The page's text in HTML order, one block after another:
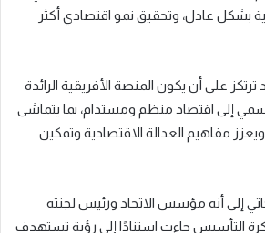
بشكل عادل، وتحقيق نمو اقتصادي أكثر
ترتكز على أن يكون المنصة الأفريقية الرائدة
إلى اقتصاد منظم ومستدام، بما يتماشى
أجندة أفريقيا 2063، ويعزز مفاهيم العدالة الاقتصادية وتمكين
إلى أنه مؤسس الاتحاد ورئيس لجنته
التأسيس جاءت استنادًا إلى رؤية تستهدف